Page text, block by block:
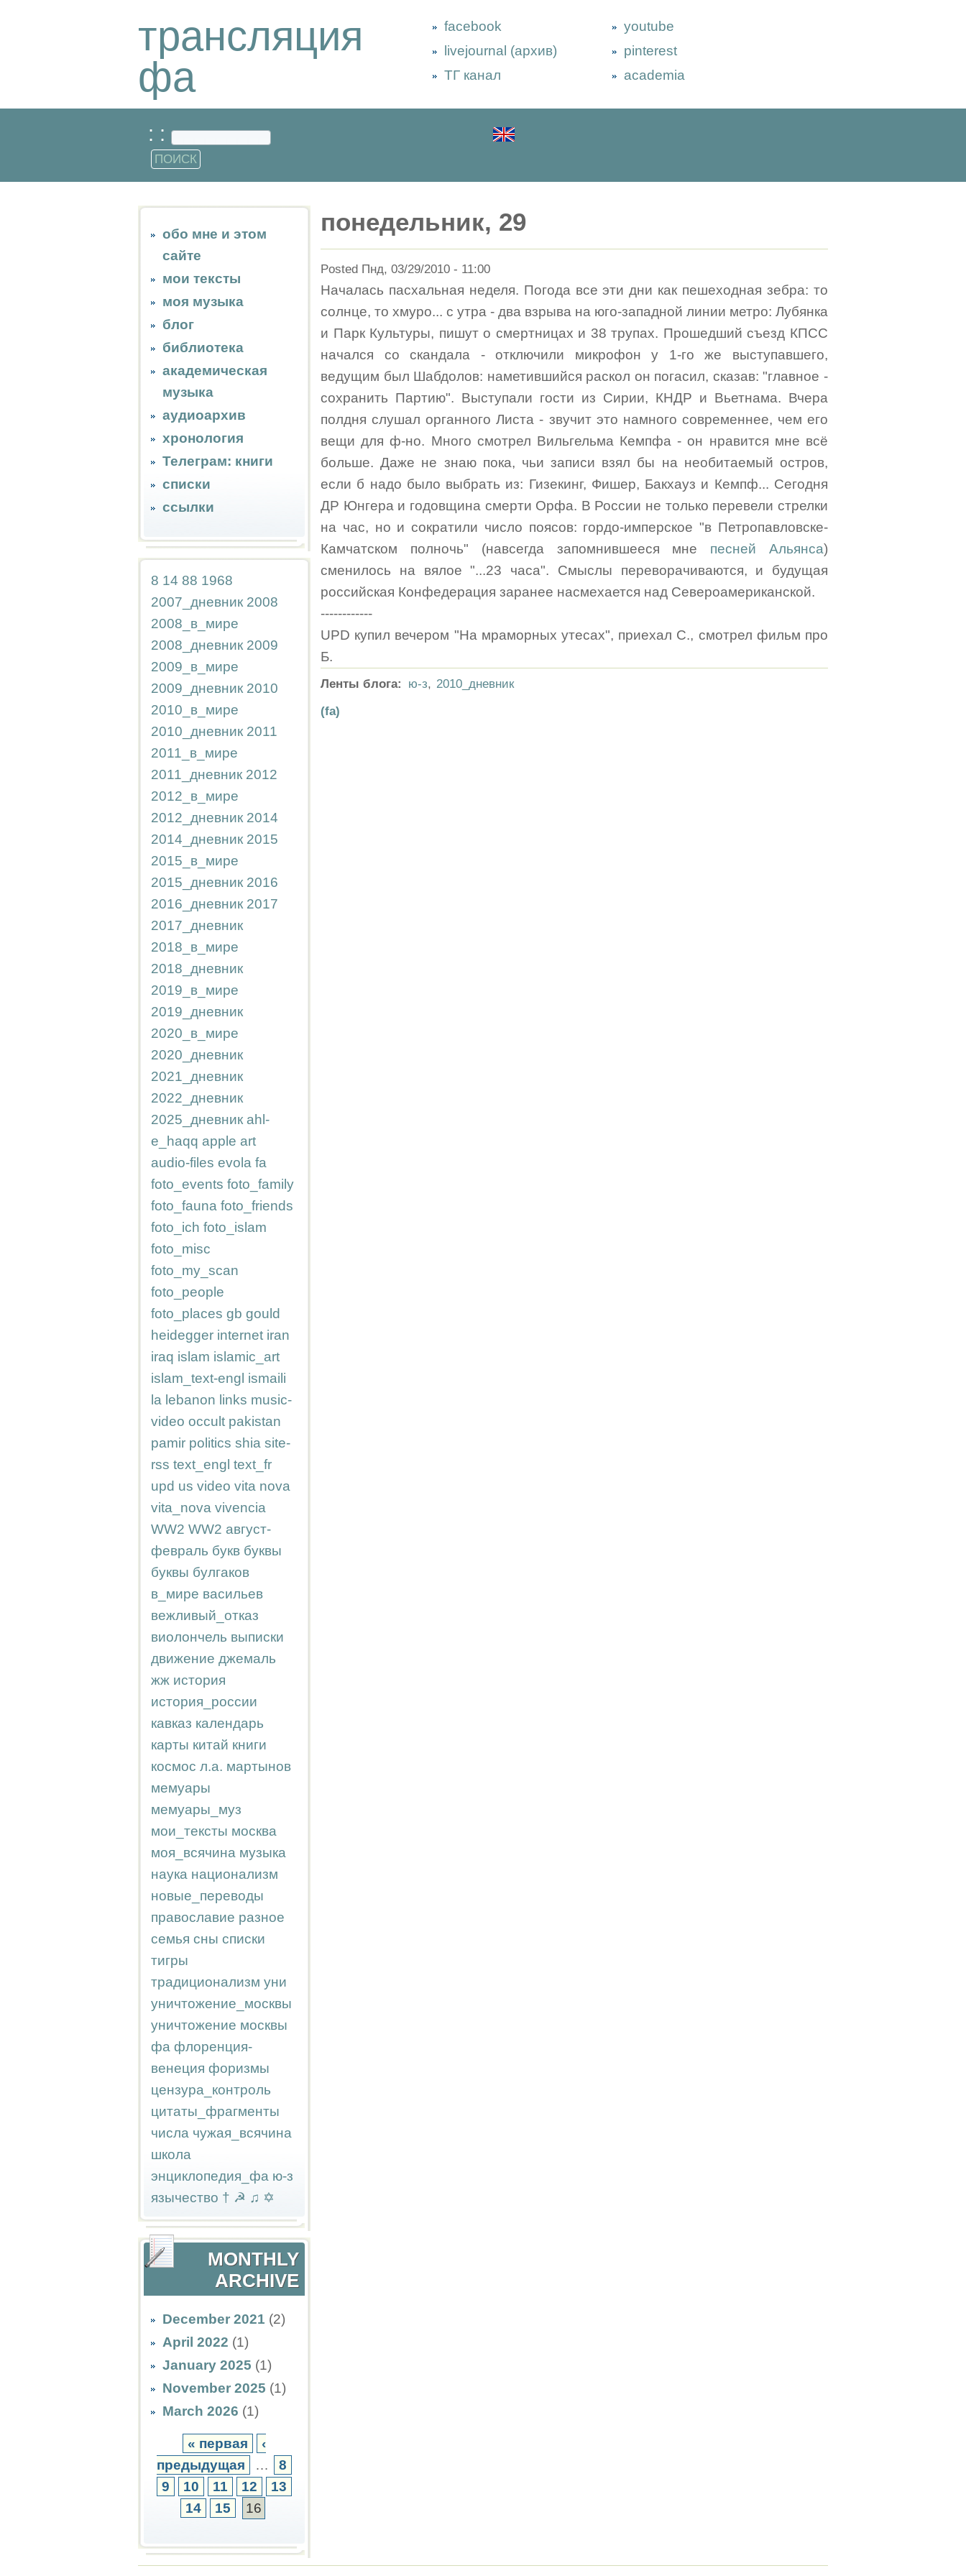
трансляция
фа
facebook
livejournal (архив)
ТГ канал
youtube
pinterest
academia
: :
обо мне и этом
сайте
мои тексты
моя музыка
блог
библиотека
академическая
музыка
аудиоархив
хронология
Телеграм: книги
списки
ссылки
8 14 88 1968
2007_дневник 2008
2008_в_мире
2008_дневник 2009
2009_в_мире
2009_дневник 2010
2010_в_мире
2010_дневник 2011
2011_в_мире
2011_дневник 2012
2012_в_мире
2012_дневник 2014
2014_дневник 2015
2015_в_мире
2015_дневник 2016
2016_дневник 2017
2017_дневник
2018_в_мире
2018_дневник
2019_в_мире
2019_дневник
2020_в_мире
2020_дневник
2021_дневник
2022_дневник
2025_дневник ahl-
e_haqq apple art
audio-files evola fa
foto_events foto_family
foto_fauna foto_friends
foto_ich foto_islam
foto_misc
foto_my_scan
foto_people
foto_places gb gould
heidegger internet iran
iraq islam islamic_art
islam_text-engl ismaili
la lebanon links music-
video occult pakistan
pamir politics shia site-
rss text_engl text_fr
upd us video vita nova
vita_nova vivencia
WW2 WW2 август-
февраль букв буквы
буквы булгаков
в_мире васильев
вежливый_отказ
виолончель выписки
движение джемаль
жж история
история_россии
кавказ календарь
карты китай книги
космос л.а. мартынов
мемуары
мемуары_муз
мои_тексты москва
моя_всячина музыка
наука национализм
новые_переводы
православие разное
семья сны списки
тигры
традиционализм уни
уничтожение_москвы
уничтожение москвы
фа флоренция-
венеция форизмы
цензура_контроль
цитаты_фрагменты
числа чужая_всячина
школа
энциклопедия_фа ю-з
язычество † ☭ ♫ ✡
MONTHLY
ARCHIVE
December 2021 (2)
April 2022 (1)
January 2025 (1)
November 2025 (1)
March 2026 (1)
« первая
‹
предыдущая
…
8
9
10 11 12
13
14
15 16
понедельник, 29
Posted Пнд, 03/29/2010 - 11:00
Началась пасхальная неделя. Погода все эти дни как пешеходная зебра: то
солнце, то хмуро... с утра - два взрыва на юго-западной линии метро: Лубянка
и Парк Культуры, пишут о смертницах и 38 трупах. Прошедший съезд КПСС
начался со скандала - отключили микрофон у 1-го же выступавшего,
ведущим был Шабдолов: наметившийся раскол он погасил, сказав: "главное -
сохранить Партию". Выступали гости из Сирии, КНДР и Вьетнама. Вчера
полдня слушал органного Листа - звучит это намного современнее, чем его
вещи для ф-но. Много смотрел Вильгельма Кемпфа - он нравится мне всё
больше. Даже не знаю пока, чьи записи взял бы на необитаемый остров,
если б надо было выбрать из: Гизекинг, Фишер, Бакхауз и Кемпф... Сегодня
ДР Юнгера и годовщина смерти Орфа. В России не только перевели стрелки
на час, но и сократили число поясов: гордо-имперское "в Петропавловске-
Камчатском полночь" (навсегда запомнившееся мне песней Альянса)
сменилось на вялое "...23 часа". Смыслы переворачиваются, и будущая
российская Конфедерация заранее насмехается над Североамериканской.
------------
UPD купил вечером "На мраморных утесах", приехал С., смотрел фильм про
Б.
Ленты блога: ю-з, 2010_дневник
(fa)